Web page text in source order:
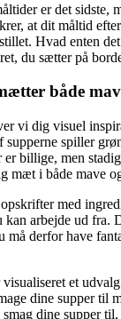
er det sidste,
at dit måltid
Hvad enten
du sætter på
både
vi dig visuel
supperne spiller
er billige, men
mæt i både mave
med
kan arbejde ud fra.
må derfor have
et
dine supper til
dine supper